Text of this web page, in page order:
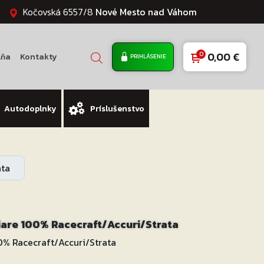
Kočovská 6557/8 Nové Mesto nad Váhom
Kontakty PRIHLÁSENIE 0,00€
Autodoplnky Príslušenstvo
100% Racecraft/Accuri/Strata
Racecraft/Accuri/Strata